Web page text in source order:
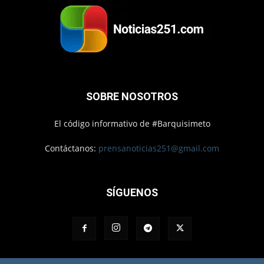
SOBRE NOSOTROS
El código informativo de #Barquisimeto
Contáctanos: prensanoticias251@gmail.com
SÍGUENOS